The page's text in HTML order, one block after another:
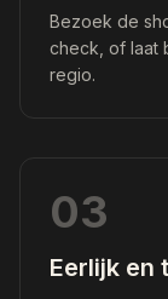
Bezoek de
check, of laat
regio.
03
Eerlijk en